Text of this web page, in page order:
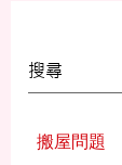
搬屋問題